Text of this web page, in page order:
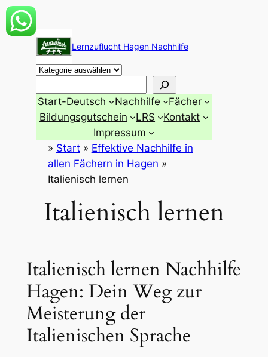
Zum
Inhalt
springen
Lernzuflucht Hagen Nachhilfe
Start-Deutsch Nachhilfe
Fächer
Bildungsgutschein
LRS
Kontakt
Impressum
» Start» Effektive Nachhilfe in
allen Fächern in Hagen »
Italienisch lernen
Italienisch lernen
Italienisch lernen Nachhilfe
Hagen: Dein Weg zur
Meisterung der
Italienischen Sprache